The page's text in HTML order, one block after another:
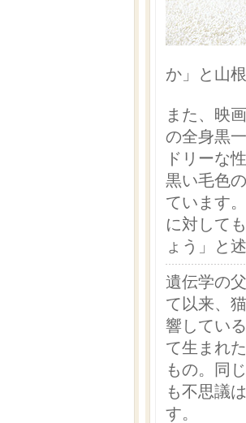
か」と山
また、映
の全身黒
ドリーな
黒い毛色
ています
に対して
ょう」と
遺伝学の
て以来、
響してい
て生まれ
もの。同
も不思議
す。